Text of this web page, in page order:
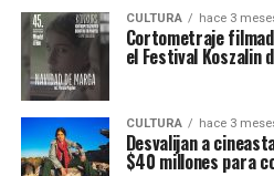
CULTURA hace 3
Cortometraje
el Festival Koszalin
CULTURA hace 3
Desvalijan a
$40 millones para